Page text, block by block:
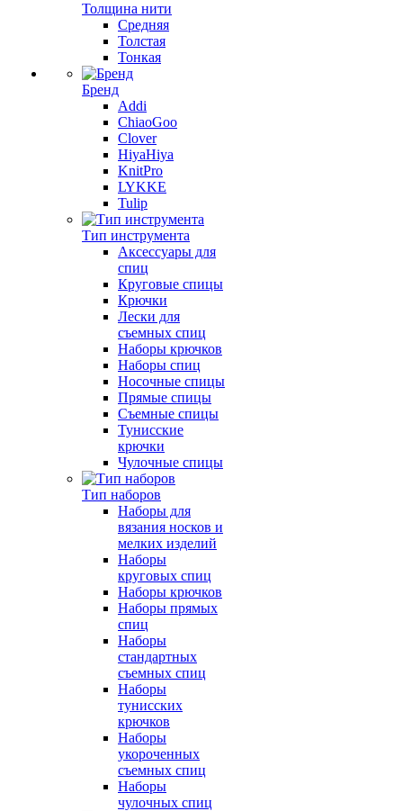
Толщина нити
Средняя
Толстая
Тонкая
Бренд
Addi
ChiaoGoo
Clover
HiyaHiya
KnitPro
LYKKE
Tulip
Тип инструмента
Аксессуары для
спиц
Круговые спицы
Крючки
Лески для
съемных спиц
Наборы крючков
Наборы спиц
Носочные спицы
Прямые спицы
Съемные спицы
Тунисские
крючки
Чулочные спицы
Тип наборов
Наборы для
вязания носков и
мелких изделий
Наборы
круговых спиц
Наборы крючков
Наборы прямых
спиц
Наборы
стандартных
съемных спиц
Наборы
тунисских
крючков
Наборы
укороченных
съемных спиц
Наборы
чулочных спиц